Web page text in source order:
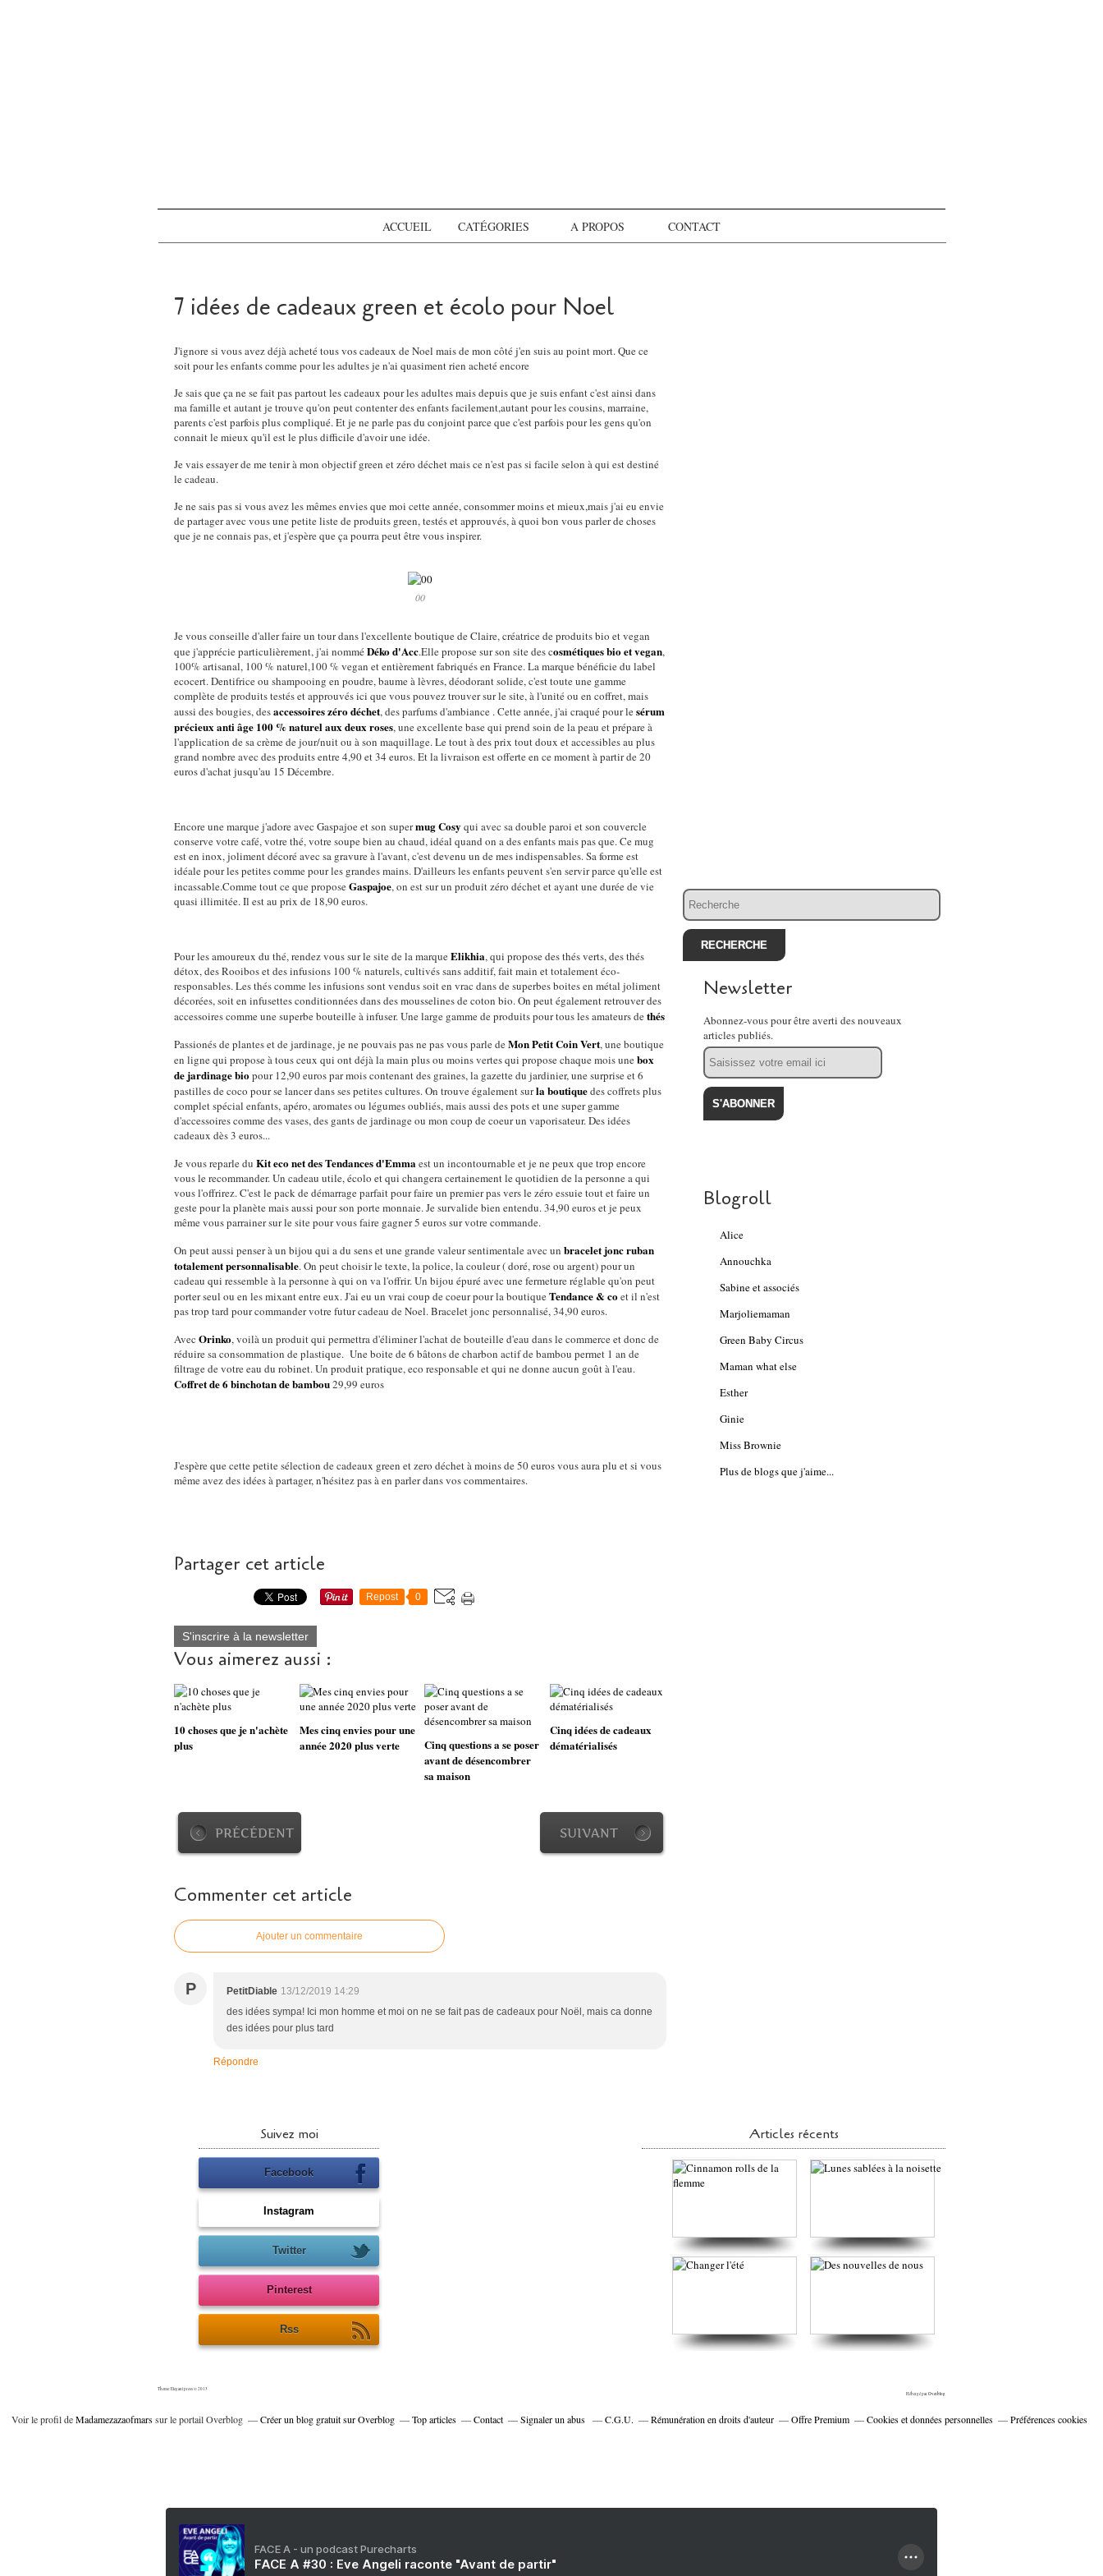
ACCUEIL CATÉGORIES A PROPOS CONTACT
7 idées de cadeaux green et écolo pour Noel
J'ignore si vous avez déjà acheté tous vos cadeaux de Noel mais de mon côté j'en suis au point mort. Que ce
soit pour les enfants comme pour les adultes je n'ai quasiment rien acheté encore
Je sais que ça ne se fait pas partout les cadeaux pour les adultes mais depuis que je suis enfant c'est ainsi dans
ma famille et autant je trouve qu'on peut contenter des enfants facilement,autant pour les cousins, marraine,
parents c'est parfois plus compliqué. Et je ne parle pas du conjoint parce que c'est parfois pour les gens qu'on
connait le mieux qu'il est le plus difficile d'avoir une idée.
Je vais essayer de me tenir à mon objectif green et zéro déchet mais ce n'est pas si facile selon à qui est destiné
le cadeau.
Je ne sais pas si vous avez les mêmes envies que moi cette année, consommer moins et mieux,mais j'ai eu envie
de partager avec vous une petite liste de produits green, testés et approuvés, à quoi bon vous parler de choses
que je ne connais pas, et j'espère que ça pourra peut être vous inspirer.
00
Je vous conseille d'aller faire un tour dans l'excellente boutique de Claire, créatrice de produits bio et vegan
que j'apprécie particulièrement, j'ai nomméDéko d'Acc.Elle propose sur son site des cosmétiques bio et vegan,
100% artisanal, 100 % naturel,100 % vegan et entièrement fabriqués en France. La marque bénéficie du label
ecocert. Dentifrice ou shampooing en poudre, baume à lèvres, déodorant solide, c'est toute une gamme
complète de produits testés et approuvés ici que vous pouvez trouver sur le site, à l'unité ou en coffret, mais
aussi des bougies, desaccessoires zéro déchet, des parfums d'ambiance . Cette année, j'ai craqué pour lesérum
précieux anti âge 100 % naturel aux deux roses, une excellente base qui prend soin de la peau et prépare à
l'application de sa crème de jour/nuit ou à son maquillage. Le tout à des prix tout doux et accessibles au plus
grand nombre avec des produits entre 4,90 et 34 euros. Et la livraison est offerte en ce moment à partir de 20
euros d'achat jusqu'au 15 Décembre.
Encore une marque j'adore avec Gaspajoe et son supermug Cosy qui avec sa double paroi et son couvercle
conserve votre café, votre thé, votre soupe bien au chaud, idéal quand on a des enfants mais pas que. Ce mug
est en inox, joliment décoré avec sa gravure à l'avant, c'est devenu un de mes indispensables. Sa forme est
idéale pour les petites comme pour les grandes mains. D'ailleurs les enfants peuvent s'en servir parce qu'elle est
incassable.Comme tout ce que proposeGaspajoe, on est sur un produit zéro déchet et ayant une durée de vie
quasi illimitée. Il est au prix de 18,90 euros.
Pour les amoureux du thé, rendez vous sur le site de la marqueElikhia, qui propose des thés verts, des thés
détox, des Rooibos et des infusions 100 % naturels, cultivés sans additif, fait main et totalement éco-
responsables. Les thés comme les infusions sont vendus soit en vrac dans de superbes boites en métal joliment
décorées, soit en infusettes conditionnées dans des mousselines de coton bio. On peut également retrouver des
accessoires comme une superbe bouteille à infuser. Une large gamme de produits pour tous les amateurs dethés
Passionés de plantes et de jardinage, je ne pouvais pas ne pas vous parle deMon Petit Coin Vert, une boutique
en ligne qui propose à tous ceux qui ont déjà la main plus ou moins vertes qui propose chaque mois unebox
de jardinage biopour 12,90 euros par mois contenant des graines, la gazette du jardinier, une surprise et 6
pastilles de coco pour se lancer dans ses petites cultures. On trouve également surla boutiquedes coffrets plus
complet spécial enfants, apéro, aromates ou légumes oubliés, mais aussi des pots et une super gamme
d'accessoires comme des vases, des gants de jardinage ou mon coup de coeur un vaporisateur. Des idées
cadeaux dès 3 euros...
Je vous reparle du Kit eco net des Tendances d'Emmaest un incontournable et je ne peux que trop encore
vous le recommander. Un cadeau utile, écolo et qui changera certainement le quotidien de la personne a qui
vous l'offrirez. C'est le pack de démarrage parfait pour faire un premier pas vers le zéro essuie tout et faire un
geste pour la planète mais aussi pour son porte monnaie. Je survalide bien entendu. 34,90 euros et je peux
même vous parrainer sur le site pour vous faire gagner 5 euros sur votre commande.
On peut aussi penser à un bijou qui a du sens et une grande valeur sentimentale avec un bracelet jonc ruban
totalement personnalisable. On peut choisir le texte, la police, la couleur ( doré, rose ou argent) pour un
cadeau qui ressemble à la personne à qui on va l'offrir. Un bijou épuré avec une fermeture réglable qu'on peut
porter seul ou en les mixant entre eux. J'ai eu un vrai coup de coeur pour la boutiqueTendance & coet il n'est
pas trop tard pour commander votre futur cadeau de Noel. Bracelet jonc personnalisé, 34,90 euros.
Avec Orinko, voilà un produit qui permettra d'éliminer l'achat de bouteille d'eau dans le commerce et donc de
réduire sa consommation de plastique. Une boite de 6 bâtons de charbon actif de bambou permet 1 an de
filtrage de votre eau du robinet. Un produit pratique, eco responsable et qui ne donne aucun goût à l'eau.
Coffret de 6 binchotan de bambou29,99 euros
J'espère que cette petite sélection de cadeaux green et zero déchet à moins de 50 euros vous aura plu et si vous
même avez des idées à partager, n'hésitez pas à en parler dans vos commentaires.
Partager cet article
Repost 0
S'inscrire à la newsletter
Vous aimerez aussi :
10 choses que je n'achète
plus
Mes cinq envies pour une
année 2020 plus verte
Cinq questions a se poser
avant de désencombrer
sa maison
Cinq idées de cadeaux
dématérialisés
PRÉCÉDENT SUIVANT
Commenter cet article
Ajouter un commentaire
P PetitDiable 13/12/2019 14:29
des idées sympa! Ici mon homme et moi on ne se fait pas de cadeaux pour Noël, mais ca donne
des idées pour plus tard
Répondre
Newsletter
Abonnez-vous pour être averti des nouveaux
articles publiés.
Email
Blogroll
Alice
Annouchka
Sabine et associés
Marjoliemaman
Green Baby Circus
Maman what else
Esther
Ginie
Miss Brownie
Plus de blogs que j'aime...
Suivez moi
Facebook
Instagram
Twitter
Pinterest
Rss
Articles récents
Theme: Elegant press © 2013
Hébergé par Overblog
Voir le profil deMadamezazaofmarssur le portail Overblog Créer un blog gratuit sur Overblog Top articles Contact Signaler un abus C.G.U. Rémunération en droits d'auteur Offre Premium Cookies et données personnelles Préférences cookies
FACE A - un podcast Purecharts
FACE A #30 : Eve Angeli raconte "Avant de partir"